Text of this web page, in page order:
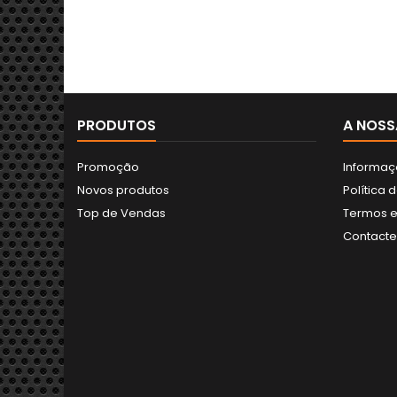
PRODUTOS
Promoção
Novos produtos
Top de Vendas
A
Política
Termos